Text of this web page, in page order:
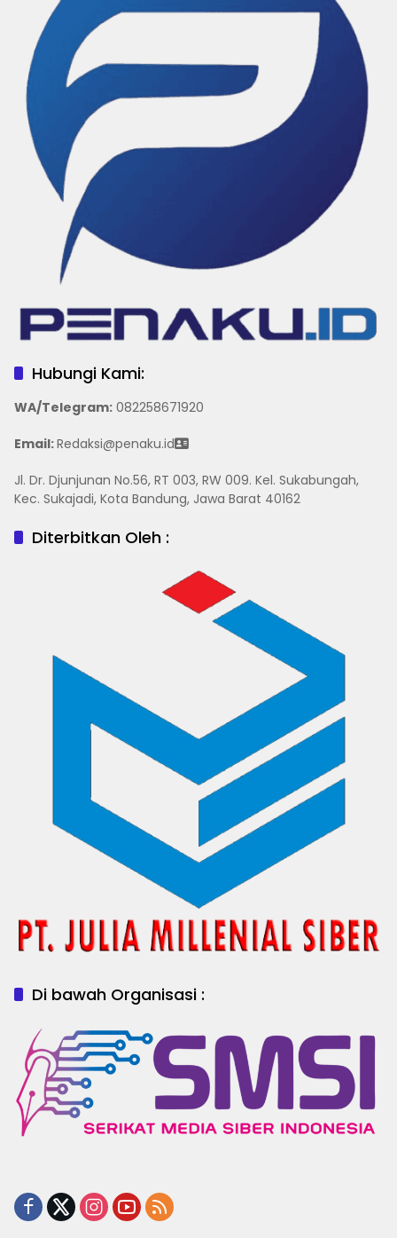
Hubungi Kami:
WA/Telegram: 082258671920
Email:Redaksi@penaku.id
Jl. Dr. Djunjunan No.56, RT 003, RW 009. Kel. Sukabungah,
Kec. Sukajadi, Kota Bandung, Jawa Barat 40162
Diterbitkan Oleh :
Di bawah Organisasi :